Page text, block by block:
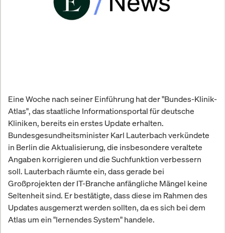
Eine Woche nach seiner Einführung hat der "Bundes-Klinik-
Atlas", das staatliche Informationsportal für deutsche
Kliniken, bereits ein erstes Update erhalten.
Bundesgesundheitsminister Karl Lauterbach verkündete
in Berlin die Aktualisierung, die insbesondere veraltete
Angaben korrigieren und die Suchfunktion verbessern
soll. Lauterbach räumte ein, dass gerade bei
Großprojekten der IT-Branche anfängliche Mängel keine
Seltenheit sind. Er bestätigte, dass diese im Rahmen des
Updates ausgemerzt werden sollten, da es sich bei dem
Atlas um ein "lernendes System" handele.